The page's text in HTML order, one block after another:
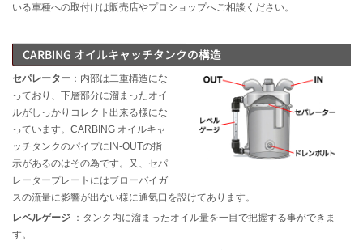
いる車種への取付けは販売店やプロショップへご相談ください。
CARBING オイルキャッチタンクの構造
セパレーター ：内部は二重構造にな
っており、下層部分に溜まったオイ
ルがしっかりコレクト出来る様にな
っています。CARBING オイルキャ
ッチタンクのパイプにIN-OUTの指
示があるのはその為です。又、セパ
レータープレートにはブローバイガ
スの流量に影響が出ない様に通気口を設けてあります。
レベルゲージ ：タンク内に溜まったオイル量を一目で把握する事ができま
す。